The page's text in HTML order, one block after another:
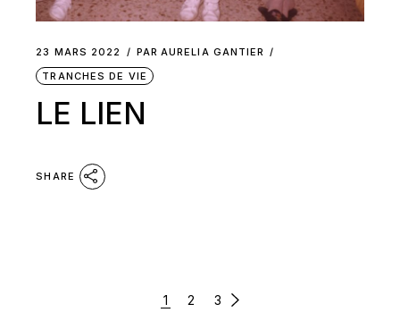
23 MARS 2022 PAR AURELIA GANTIER
TRANCHES DE VIE
LE LIEN
SHARE
PAGINATION
1 2 3